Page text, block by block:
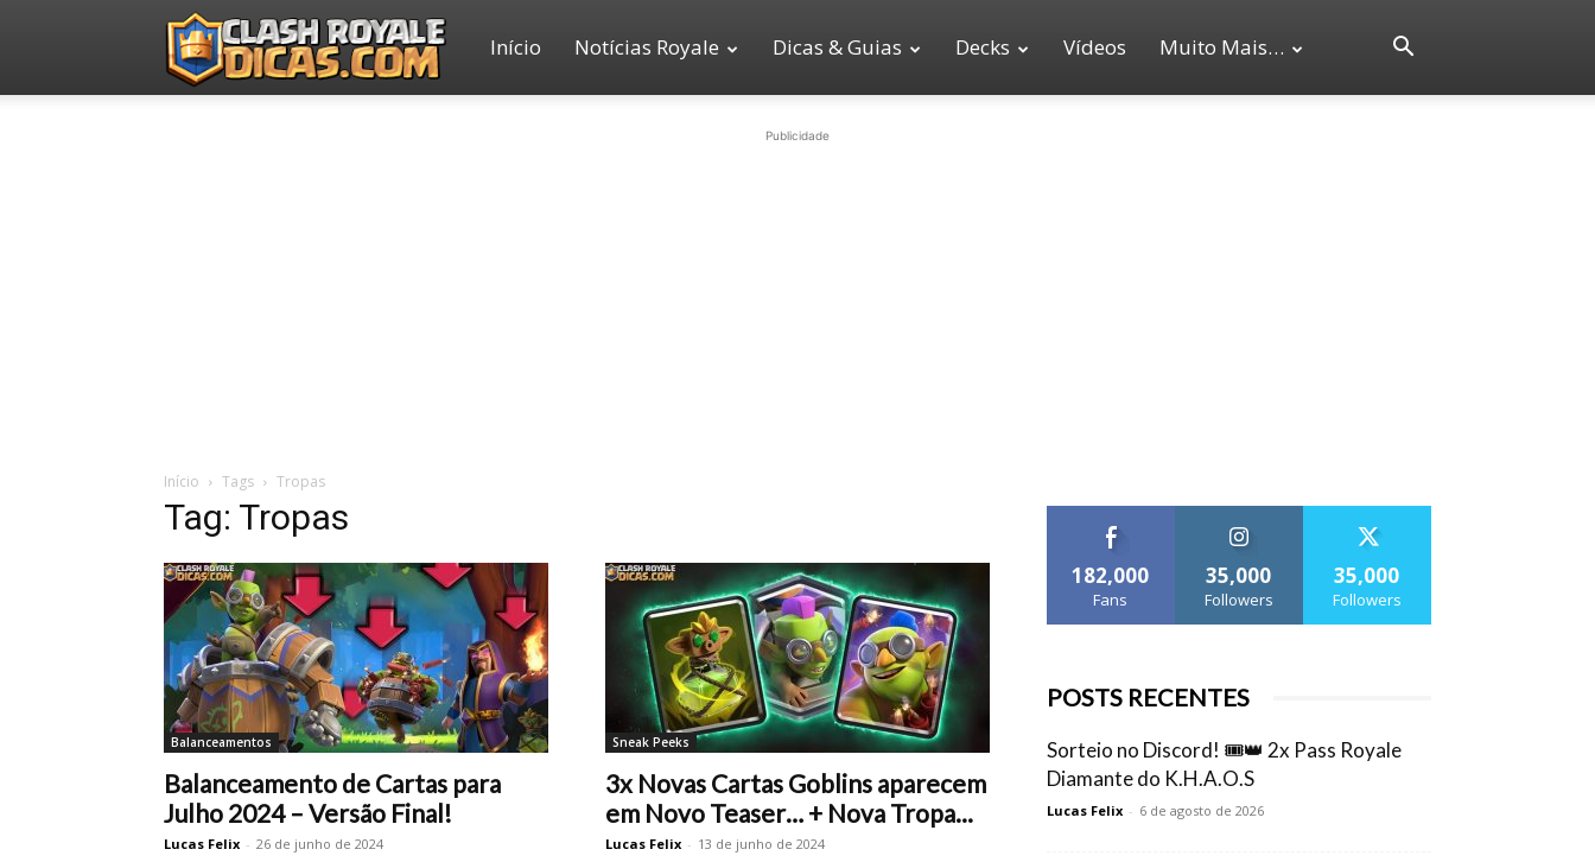
Clash
Início Notícias Royale Dicas & Guias Decks Vídeos Muito Mais…
Publicidade
Início Tags Tropas
Tag: Tropas
Balanceamentos
Balanceamento de Cartas para
Julho 2024 – Versão Final!
Lucas Felix - 26 de junho de 2024
Sneak Peeks
3x Novas Cartas Goblins aparecem
em Novo Teaser… + Nova Tropa...
Lucas Felix - 13 de junho de 2024
182,000
Fans
35,000
Followers
35,000
Followers
POSTS RECENTES
Sorteio no Discord! 🎟️👑 2x Pass Royale
Diamante do K.H.A.O.S
Lucas Felix - 6 de agosto de 2026